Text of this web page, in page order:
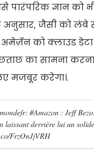
ज्ञान को भी
जैसी को लंबे
को क्लाउड डेटा
का सामना
मजबूर करेगा।.
#Amazon : Jeff
laissant derrière lui un
FrzOnJjVRH